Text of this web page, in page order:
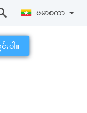
ဗမာစကာ
းပါ။